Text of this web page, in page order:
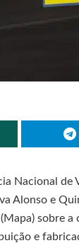
Nacional
Alonso e
sobre
e